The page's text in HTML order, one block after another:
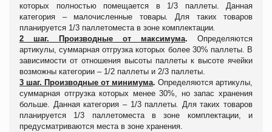
которых полностью помещается в 1/3 паллеты. Данная
категория –
малочисленные товары. Для таких товаров
планируется 1/3 паллетоместа в зоне комплектации
2 шаг. Производные от максимума. Определяются
артикулы, суммарная отгрузка которых более 30% паллеты. В
зависимости от отношения высоты паллеты к высоте ячейки
возможны категории – 1/2 паллеты и 2/3 паллеты.
3 шаг. Производные от минимума. Определяются артикулы,
суммарная отгрузка которых менее 30%, но запас хранения
больше. Данная категория – 1/3 паллеты
Для таких товаров
планируется 1/3 паллетоместа в зоне комплектации, и
предусматриваются места в зоне хранения.